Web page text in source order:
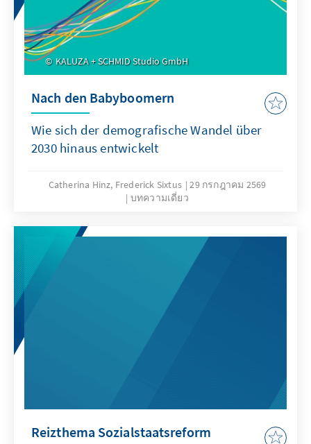
KALUZA + SCHMID Studio GmbH
Nach den Babyboomern
Wie sich der demografische Wandel über
2030 hinaus entwickelt
Catherina Hinz, Frederick Sixtus
29 กรกฎาคม 2569
บทความเดี่ยว
Reizthema Sozialstaatsreform